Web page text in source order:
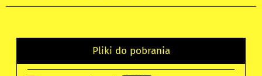
Pliki do pobrania